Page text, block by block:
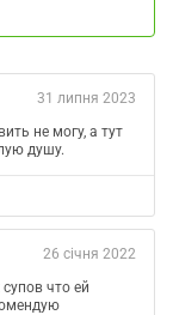
31 липня 2023
не могу, а тут
душу.
26 січня 2022
что ей